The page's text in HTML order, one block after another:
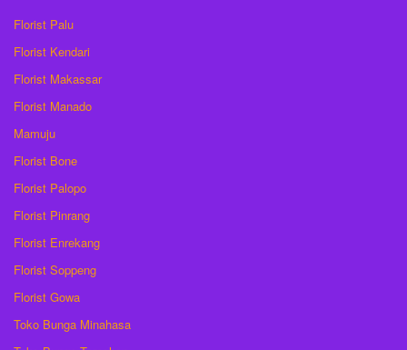
Florist Palu
Florist Kendari
Florist Makassar
Florist Manado
Mamuju
Florist Bone
Florist Palopo
Florist Pinrang
Florist Enrekang
Florist Soppeng
Florist Gowa
Toko Bunga Minahasa